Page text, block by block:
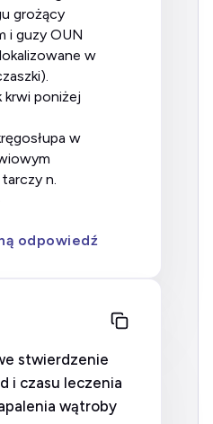
i guzy OUN
w
odpowiedź
stwierdzenie
i czasu leczenia
wątroby